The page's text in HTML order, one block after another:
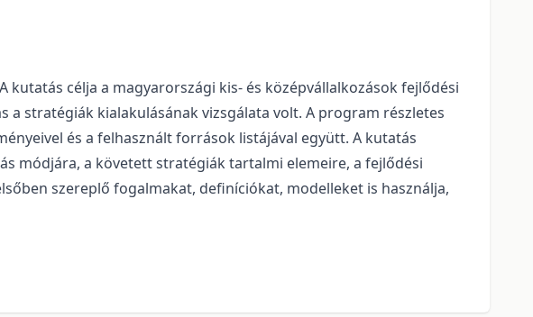
célja a magyarországi kis- és középvállalkozások fejlődési
a stratégiák kialakulásának vizsgálata volt. A program részletes
és a felhasznált források listájával együtt. A kutatás
módjára, a követett stratégiák tartalmi elemeire, a fejlődési
szereplő fogalmakat, definíciókat, modelleket is használja,